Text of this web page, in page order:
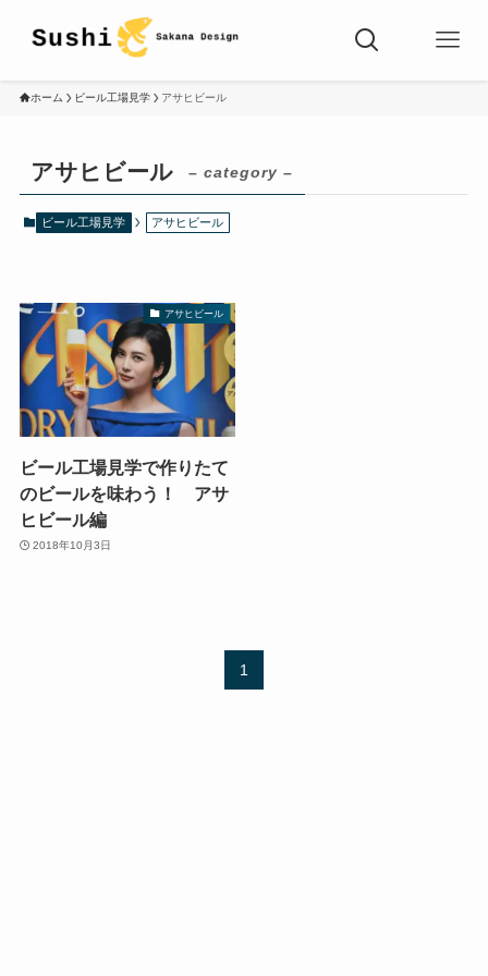
ホーム ビール工場見学 アサヒビール
アサヒビール – category –
ビール工場見学 アサヒビール
アサヒビール
ビール工場見学で作りたて
のビールを味わう！ アサ
ヒビール編
2018年10月3日
1